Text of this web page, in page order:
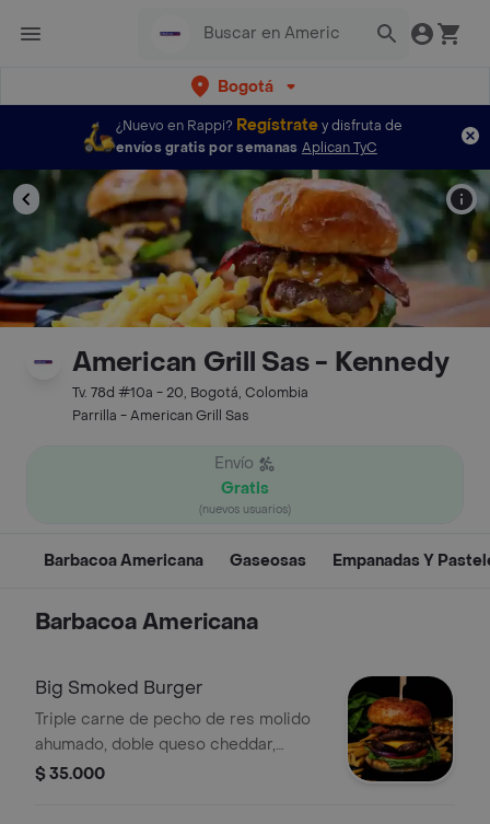
Bogotá
¿Nuevo en Rappi? Regístratey disfruta de
envíos gratis por semanas Aplican TyC
American Grill Sas - Kennedy
Tv. 78d #10a - 20, Bogotá, Colombia
Parrilla - American Grill Sas
Envío
Gratis
(nuevos usuarios)
Barbacoa Americana Gaseosas Empanadas Y
Barbacoa Americana
Big Smoked Burger
Triple carne de pecho de res molido
ahumado, doble queso cheddar,
tocineta ahumada, pan brioche,
$ 35.000